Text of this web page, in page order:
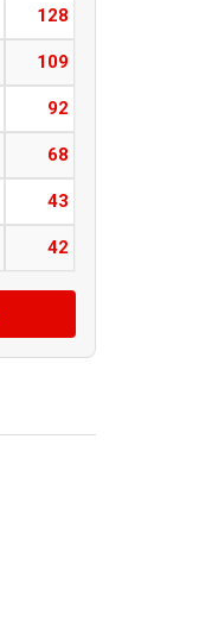
128
109
92
68
43
42